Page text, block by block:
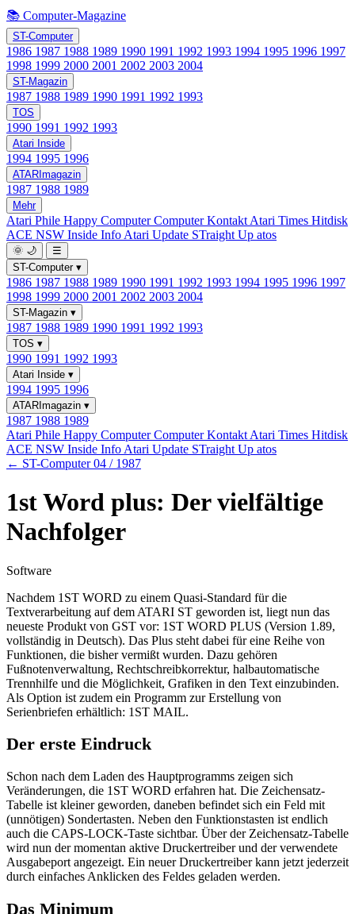
📚 Computer-Magazine
ST-Computer
1986 1987 1988 1989 1990 1991 1992 1993 1994 1995 1996 1997
1998 1999 2000 2001 2002 2003 2004
ST-Magazin
1987 1988 1989 1990 1991 1992 1993
TOS
1990 1991 1992 1993
Atari Inside
1994 1995 1996
ATARImagazin
1987 1988 1989
Mehr
Atari Phile Happy ComputerComputer Kontakt Atari Times Hitdisk
ACE NSW Inside Info Atari Update STraight Up atos
🌞 🌙
☰
ST-Computer ▾
1986 1987 1988 1989 1990 1991 1992 1993 1994 1995 1996 1997
1998 1999 2000 2001 2002 2003 2004
ST-Magazin ▾
1987 1988 1989 1990 1991 1992 1993
TOS ▾
1990 1991 1992 1993
Atari Inside ▾
1994 1995 1996
ATARImagazin ▾
1987 1988 1989
Atari Phile Happy ComputerComputer Kontakt Atari Times Hitdisk
ACE NSW Inside Info Atari Update STraight Up atos
← ST-Computer 04 / 1987
1st Word plus: Der vielfältige
Nachfolger
Software
Nachdem 1ST WORD zu einem Quasi-Standard für die
Textverarbeitung auf dem ATARI ST geworden ist, liegt nun das
neueste Produkt von GST vor: 1ST WORD PLUS (Version 1.89,
vollständig in Deutsch). Das Plus steht dabei für eine Reihe von
Funktionen, die bisher vermißt wurden. Dazu gehören
Fußnotenverwaltung, Rechtschreibkorrektur, halbautomatische
Trennhilfe und die Möglichkeit, Grafiken in den Text einzubinden.
Als Option ist zudem ein Programm zur Erstellung von
Serienbriefen erhältlich: 1ST MAIL.
Der erste Eindruck
Schon nach dem Laden des Hauptprogramms zeigen sich
Veränderungen, die 1ST WORD erfahren hat. Die Zeichensatz-
Tabelle ist kleiner geworden, daneben befindet sich ein Feld mit
(unnötigen) Sondertasten. Neben den Funktionstasten ist endlich
auch die CAPS-LOCK-Taste sichtbar. Über der Zeichensatz-Tabelle
wird nun der momentan aktive Druckertreiber und der verwendete
Ausgabeport angezeigt. Ein neuer Druckertreiber kann jetzt jederzeit
durch einfaches Anklicken des Feldes geladen werden.
Das Minimum